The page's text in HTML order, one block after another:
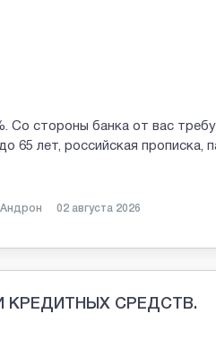
Со стороны банка от вас
65 лет, российская прописка,
Андрон 02 августа 2026
КРЕДИТНЫХ СРЕДСТВ.